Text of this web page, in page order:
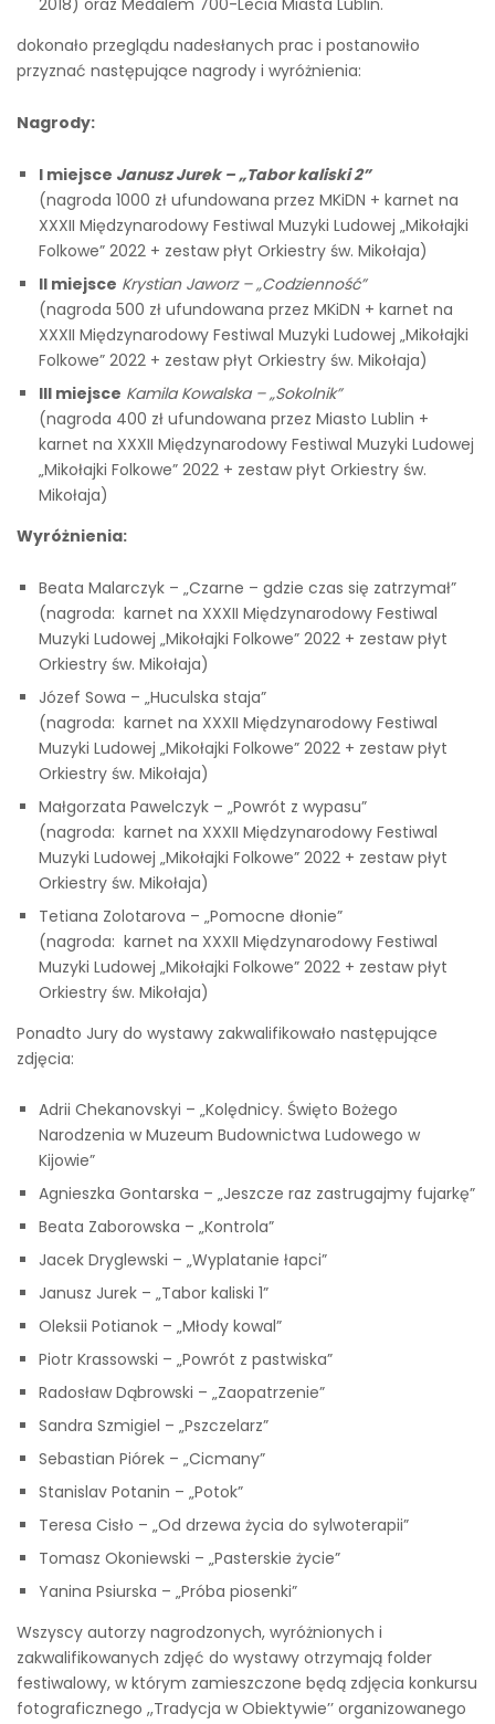
2018) oraz Medalem 700-Lecia Miasta Lublin.
dokonało przeglądu nadesłanych prac i postanowiło
przyznać następujące nagrody i wyróżnienia:
Nagrody:
I miejsce Janusz Jurek – „Tabor kaliski 2”
(nagroda 1000 zł ufundowana przez MKiDN + karnet na
XXXII Międzynarodowy Festiwal Muzyki Ludowej „Mikołajki
Folkowe” 2022 + zestaw płyt Orkiestry św. Mikołaja)
II miejsce Krystian Jaworz – „Codzienność”
(nagroda 500 zł ufundowana przez MKiDN + karnet na
XXXII Międzynarodowy Festiwal Muzyki Ludowej „Mikołajki
Folkowe” 2022 + zestaw płyt Orkiestry św. Mikołaja)
III miejsce Kamila Kowalska – „Sokolnik”
(nagroda 400 zł ufundowana przez Miasto Lublin +
karnet na XXXII Międzynarodowy Festiwal Muzyki Ludowej
„Mikołajki Folkowe” 2022 + zestaw płyt Orkiestry św.
Mikołaja)
Wyróżnienia:
Beata Malarczyk – „Czarne – gdzie czas się zatrzymał”
(nagroda: karnet na XXXII Międzynarodowy Festiwal
Muzyki Ludowej „Mikołajki Folkowe” 2022 + zestaw płyt
Orkiestry św. Mikołaja)
Józef Sowa – „Huculska staja”
(nagroda: karnet na XXXII Międzynarodowy Festiwal
Muzyki Ludowej „Mikołajki Folkowe” 2022 + zestaw płyt
Orkiestry św. Mikołaja)
Małgorzata Pawelczyk – „Powrót z wypasu”
(nagroda: karnet na XXXII Międzynarodowy Festiwal
Muzyki Ludowej „Mikołajki Folkowe” 2022 + zestaw płyt
Orkiestry św. Mikołaja)
Tetiana Zolotarova – „Pomocne dłonie”
(nagroda: karnet na XXXII Międzynarodowy Festiwal
Muzyki Ludowej „Mikołajki Folkowe” 2022 + zestaw płyt
Orkiestry św. Mikołaja)
Ponadto Jury do wystawy zakwalifikowało następujące
zdjęcia:
Adrii Chekanovskyi – „Kolędnicy. Święto Bożego
Narodzenia w Muzeum Budownictwa Ludowego w
Kijowie”
Agnieszka Gontarska – „Jeszcze raz zastrugajmy fujarkę”
Beata Zaborowska – „Kontrola”
Jacek Dryglewski – „Wyplatanie łapci”
Janusz Jurek – „Tabor kaliski 1”
Oleksii Potianok – „Młody kowal”
Piotr Krassowski – „Powrót z pastwiska”
Radosław Dąbrowski – „Zaopatrzenie”
Sandra Szmigiel – „Pszczelarz”
Sebastian Piórek – „Cicmany”
Stanislav Potanin – „Potok”
Teresa Cisło – „Od drzewa życia do sylwoterapii”
Tomasz Okoniewski – „Pasterskie życie”
Yanina Psiurska – „Próba piosenki”
Wszyscy autorzy nagrodzonych, wyróżnionych i
zakwalifikowanych zdjęć do wystawy otrzymają folder
festiwalowy, w którym zamieszczone będą zdjęcia konkursu
fotograficznego ,,Tradycja w Obiektywie’’ organizowanego